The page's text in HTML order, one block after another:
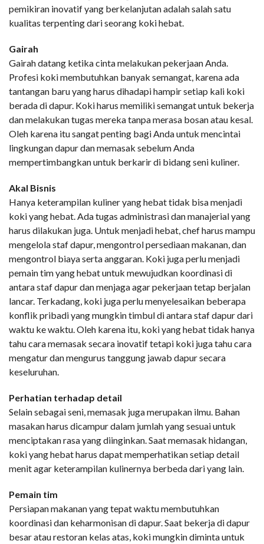
pemikiran inovatif yang berkelanjutan adalah salah satu
kualitas terpenting dari seorang koki hebat.
Gairah
Gairah datang ketika cinta melakukan pekerjaan Anda.
Profesi koki membutuhkan banyak semangat, karena ada
tantangan baru yang harus dihadapi hampir setiap kali koki
berada di dapur. Koki harus memiliki semangat untuk bekerja
dan melakukan tugas mereka tanpa merasa bosan atau kesal.
Oleh karena itu sangat penting bagi Anda untuk mencintai
lingkungan dapur dan memasak sebelum Anda
mempertimbangkan untuk berkarir di bidang seni kuliner.
Akal Bisnis
Hanya keterampilan kuliner yang hebat tidak bisa menjadi
koki yang hebat. Ada tugas administrasi dan manajerial yang
harus dilakukan juga. Untuk menjadi hebat, chef harus mampu
mengelola staf dapur, mengontrol persediaan makanan, dan
mengontrol biaya serta anggaran. Koki juga perlu menjadi
pemain tim yang hebat untuk mewujudkan koordinasi di
antara staf dapur dan menjaga agar pekerjaan tetap berjalan
lancar. Terkadang, koki juga perlu menyelesaikan beberapa
konflik pribadi yang mungkin timbul di antara staf dapur dari
waktu ke waktu. Oleh karena itu, koki yang hebat tidak hanya
tahu cara memasak secara inovatif tetapi koki juga tahu cara
mengatur dan mengurus tanggung jawab dapur secara
keseluruhan.
Perhatian terhadap detail
Selain sebagai seni, memasak juga merupakan ilmu. Bahan
masakan harus dicampur dalam jumlah yang sesuai untuk
menciptakan rasa yang diinginkan. Saat memasak hidangan,
koki yang hebat harus dapat memperhatikan setiap detail
menit agar keterampilan kulinernya berbeda dari yang lain.
Pemain tim
Persiapan makanan yang tepat waktu membutuhkan
koordinasi dan keharmonisan di dapur. Saat bekerja di dapur
besar atau restoran kelas atas, koki mungkin diminta untuk